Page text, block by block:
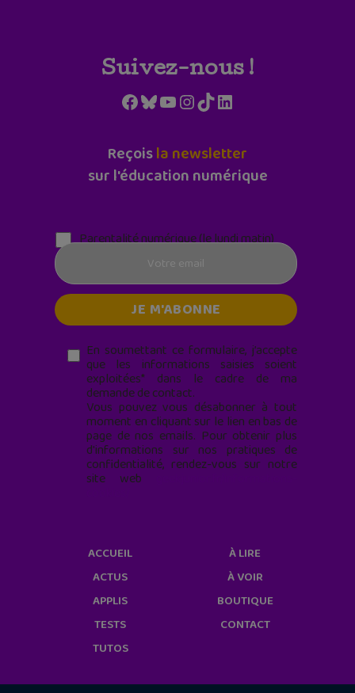
Suivez-nous !
Facebook
Bluesky
YouTube
Instagram
TikTokLinkedIn
Reçoisla newsletter
sur l'éducation numérique
Parentalité numérique (le lundi matin)
En soumettant ce formulaire, j’accepte
que les informations saisies soient
exploitées* dans le cadre de ma
demande de contact.
Vous pouvez vous désabonner à tout
moment en cliquant sur le lien en bas de
page de nos emails. Pour obtenir plus
d'informations sur nos pratiques de
confidentialité, rendez-vous sur notre
site web
ACCUEIL
ACTUS
APPLIS
TESTS
TUTOS
À LIRE
À VOIR
BOUTIQUE
CONTACT